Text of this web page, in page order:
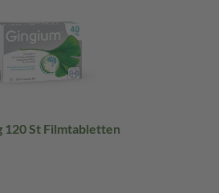
120 St Filmtabletten